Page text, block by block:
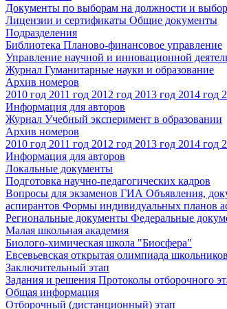
Документы по выборам на должности и
Лицензии и сертификаты Общие документы
Подразделения
Библиотека Планово-финансовое управление
Управление научной и инновационной
Журнал Гуманитарные науки и образование
Архив номеров
2010 год 2011 год 2012 год 2013 год 2014 год
Информация для авторов
Журнал Учебный эксперимент в образовании
Архив номеров
2010 год 2011 год 2012 год 2013 год 2014 год
Информация для авторов
Локальные документы
Подготовка научно-педагогических кадров
Вопросы для экзаменов ГИА Объявления,
аспирантов Формы индивидуальных планов
Региональные документы Федеральные
Малая школьная академия
Биолого-химическая школа "Биосфера"
Евсевьевская открытая олимпиада школьников
Заключительный этап
Задания и решения Протоколы отборочного
Общая информация
Отборочный (дистанционный) этап